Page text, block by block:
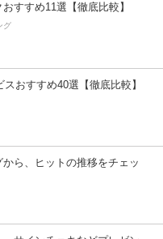
すすめ11選【徹底比較】
グ
おすすめ40選【徹底比較】
ら、ヒットの推移をチェッ